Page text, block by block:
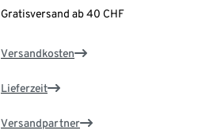
Gratisversand ab 40 CHF
Versandkosten
Lieferzeit
Versandpartner